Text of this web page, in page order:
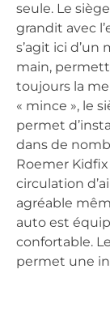
seule. Le
grandit avec
s’agit ici d’un
main,
toujours la
« mince », le
permet
dans de
Roemer
circulation
agréable
auto est
confortable.
permet une